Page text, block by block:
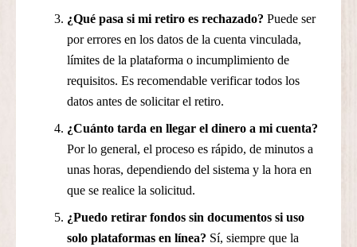
¿Qué pasa si mi retiro es rechazado? Puede ser
por errores en los datos de la cuenta vinculada,
límites de la plataforma o incumplimiento de
requisitos. Es recomendable verificar todos los
datos antes de solicitar el retiro.
¿Cuánto tarda en llegar el dinero a mi cuenta?
Por lo general, el proceso es rápido, de minutos a
unas horas, dependiendo del sistema y la hora en
que se realice la solicitud.
¿Puedo retirar fondos sin documentos si uso
solo plataformas en línea? Sí, siempre que la